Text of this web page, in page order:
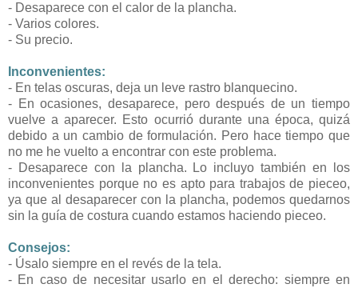
- Desaparece con el calor de la plancha.
- Varios colores.
- Su precio.
Inconvenientes:
- En telas oscuras, deja un leve rastro blanquecino.
- En ocasiones, desaparece, pero después de un tiempo
vuelve a aparecer. Esto ocurrió durante una época, quizá
debido a un cambio de formulación. Pero hace tiempo que
no me he vuelto a encontrar con este problema.
- Desaparece con la plancha. Lo incluyo también en los
inconvenientes porque no es apto para trabajos de pieceo,
ya que al desaparecer con la plancha, podemos quedarnos
sin la guía de costura cuando estamos haciendo pieceo.
Consejos:
- Úsalo siempre en el revés de la tela.
- En caso de necesitar usarlo en el derecho: siempre en